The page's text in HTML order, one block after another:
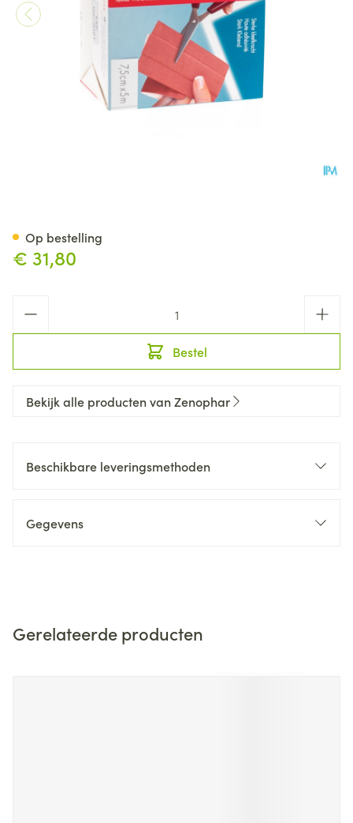
€ 31,80
Bestel
Op bestelling
Bekijk alle producten van Zenophar
Beschikbare leveringsmethoden
Gegevens
Gerelateerde producten